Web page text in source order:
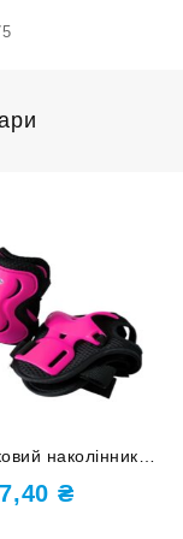
наколінники,
на кисті
HDD-М-rose red
₴